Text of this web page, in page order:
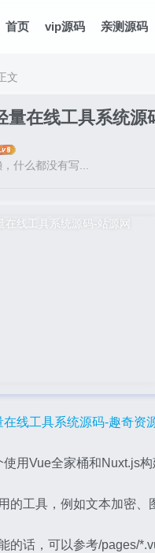
首页 vip源码 亲测源码
文
量在线工具系统源
什么都没有写...
用Vue全家桶和Nuxt.js构
的工具，例如文本加密、
的话，可以参考/pages/